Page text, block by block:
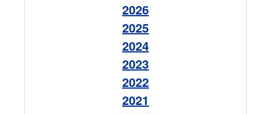
2026
2025
2024
2023
2022
2021